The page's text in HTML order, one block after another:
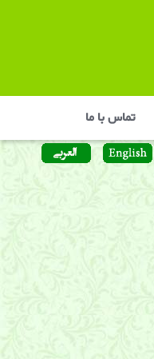
تماس با ما